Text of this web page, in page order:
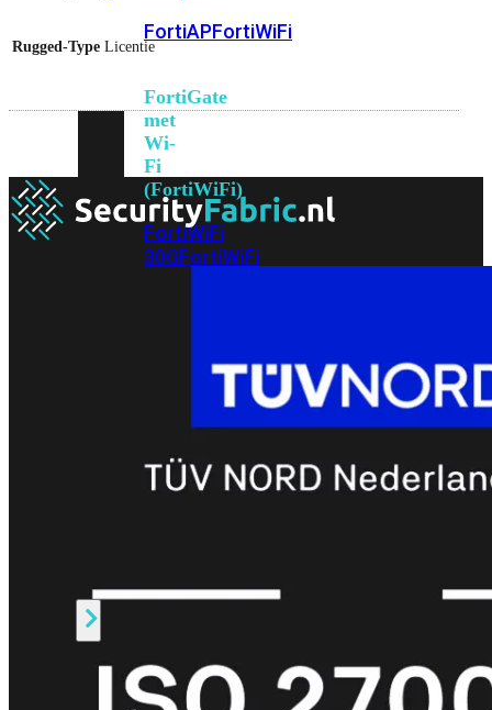
FortiAPFortiWiFi
FortiGate
met
Wi-
Fi
(FortiWiFi)
FortiWiFi
30GFortiWiFi
FortiWiFi
FortiWiFi
71G
FortiWiFi
80FFortiWiFi
Licentie
Licenties
bekijken
Rugged-Type Licentie